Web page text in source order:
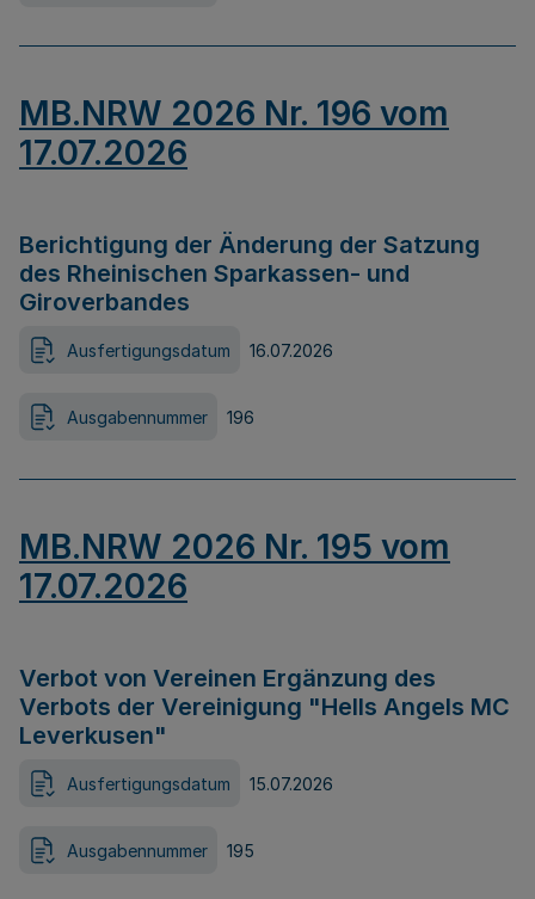
MB.NRW 2026 Nr. 196 vom
17.07.2026
Berichtigung der Änderung der Satzung
des Rheinischen Sparkassen- und
Giroverbandes
Ausfertigungsdatum 16.07.2026
Ausgabennummer 196
MB.NRW 2026 Nr. 195 vom
17.07.2026
Verbot von Vereinen Ergänzung des
Verbots der Vereinigung "Hells Angels MC
Leverkusen"
Ausfertigungsdatum 15.07.2026
Ausgabennummer 195